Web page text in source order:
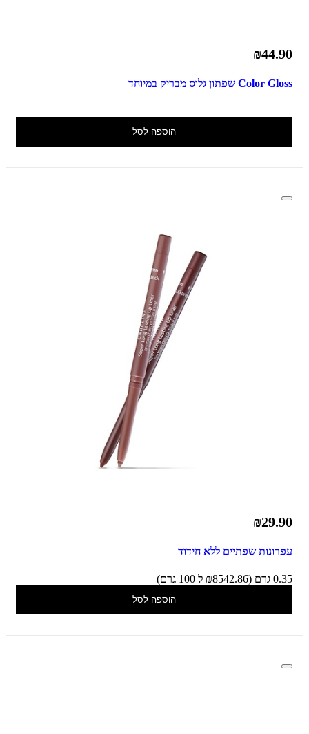
₪44.90
Color Gloss שפתון גלוס מבריק במיוחד
הוספה לסל
₪29.90
עפרונות שפתיים ללא חידוד
0.35 גרם (₪8542.86 ל 100 גרם)
הוספה לסל